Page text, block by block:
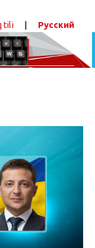
tili | Русский